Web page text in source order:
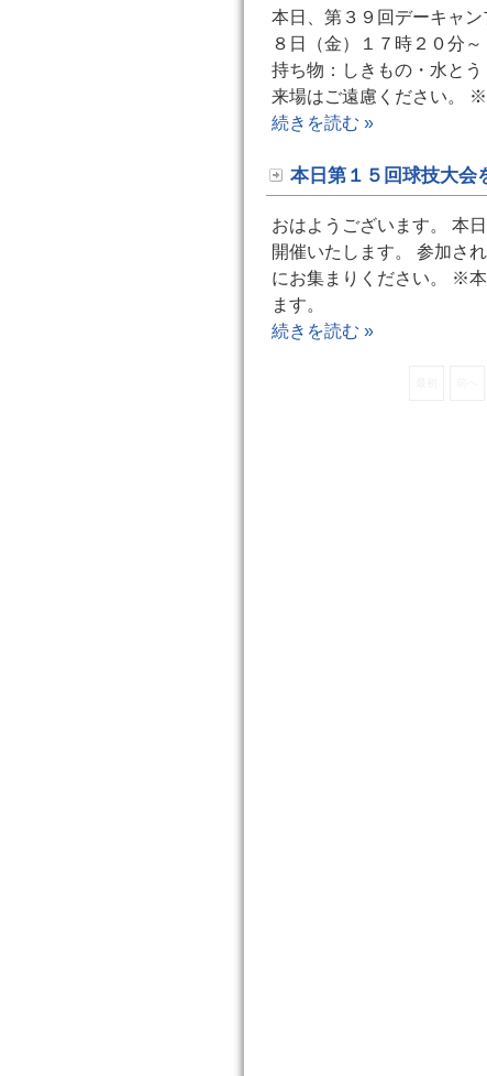
本日、第３９回デーキャ
８日（金）１７時２０分
持ち物：しきもの・水と
来場はご遠慮ください。
続きを読む »
本日第１５回球技大会
おはようございます。 本
開催いたします。 参加さ
にお集まりください。 ※
ます。
続きを読む »